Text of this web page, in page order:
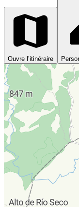
Ouvre l’itinéraire